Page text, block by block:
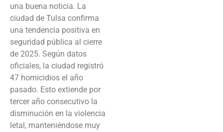
una buena noticia. La
ciudad de Tulsa confirma
una tendencia positiva en
seguridad pública al cierre
de 2025. Según datos
oficiales, la ciudad registró
47 homicidios el año
pasado. Esto extiende por
tercer año consecutivo la
disminución en la violencia
letal, manteniéndose muy